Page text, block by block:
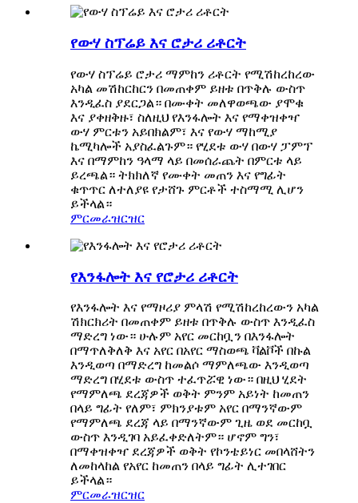
የውሃ ስፕሬይ እና ሮታሪ ሪቶርት
የውሃ ስፕሬይ ሮታሪ ማምከን ሪቶርት የሚሽከረከረው
አካል መሽከርከርን በመጠቀም ይዘቱ በጥቅሉ ውስጥ
እንዲፈስ ያደርጋል። በሙቀት መለዋወጫው ያሞቁ
እና ያቀዘቅዙ፣ ስለዚህ የእንፋሎት እና የማቀዝቀዣ
ውሃ ምርቱን አይበክልም፣ እና የውሃ ማከሚያ
ኬሚካሎች አያስፈልጉም። የሂደቱ ውሃ በውሃ ፓምፕ
እና በማምከን ዓላማ ላይ በመሰራጨት በምርቱ ላይ
ይረጫል። ትክክለኛ የሙቀት መጠን እና የግፊት
ቁጥጥር ለተለያዩ የታሸጉ ምርቶች ተስማሚ ሊሆን
ይችላል።
ምርመራዝርዝር
የእንፋሎት እና የሮታሪ ሪቶርት
የእንፋሎት እና የማዞሪያ ምላሽ የሚሽከረከረውን አካል
ሽክርክሪት በመጠቀም ይዘቱ በጥቅሉ ውስጥ እንዲፈስ
ማድረግ ነው። ሁሉም አየር መርከቧን በእንፋሎት
በማጥለቅለቅ እና አየር በአየር ማስወጫ ቫልቮች በኩል
እንዲወጣ በማድረግ ከመልሶ ማምለጫው እንዲወጣ
ማድረግ በሂደቱ ውስጥ ተፈጥሯዊ ነው። በዚህ ሂደት
የማምለጫ ደረጃዎች ወቅት ምንም አይነት ከመጠን
በላይ ግፊት የለም፣ ምክንያቱም አየር በማንኛውም
የማምለጫ ደረጃ ላይ በማንኛውም ጊዜ ወደ መርከቧ
ውስጥ እንዲገባ አይፈቀድለትም። ሆኖም ግን፣
በማቀዝቀዣ ደረጃዎች ወቅት የኮንቴይነር መበላሸትን
ለመከላከል የአየር ከመጠን በላይ ግፊት ሊተገበር
ይችላል።
ምርመራዝርዝር